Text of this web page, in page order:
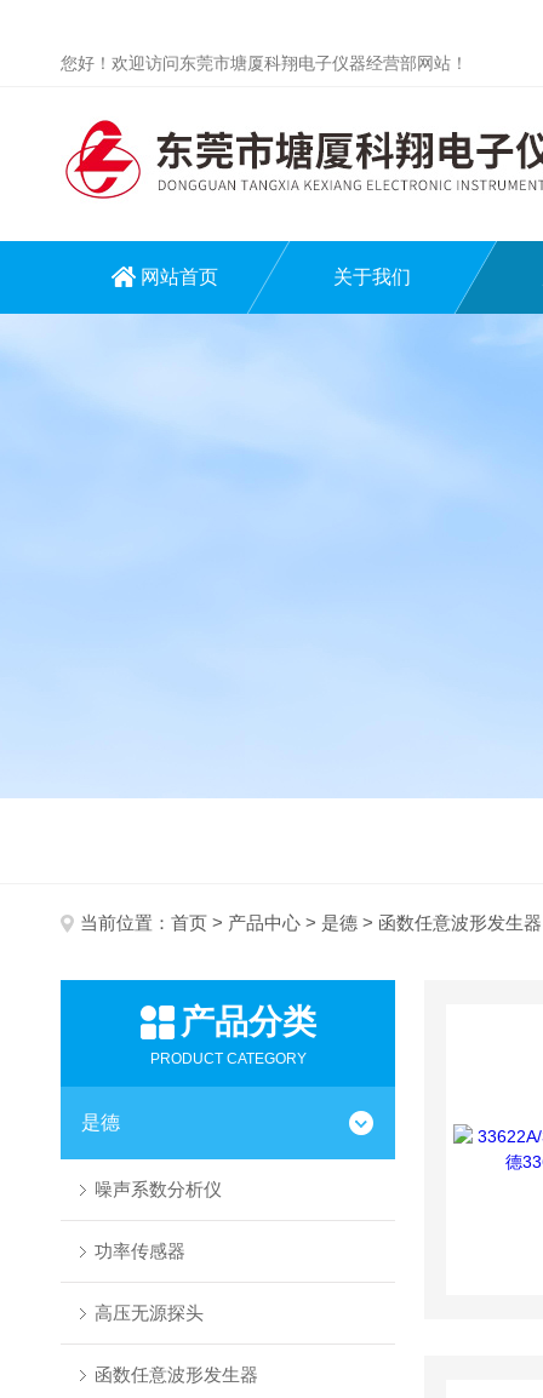
您好！欢迎访问东莞市塘厦科翔电子仪器经营部网站！
网站首页 关于我们
当前位置： 首页 > 产品中心 > 是德 > 函数任意波形发生器
产品分类
PRODUCT CATEGORY
是德
噪声系数分析仪
功率传感器
高压无源探头
函数任意波形发生器